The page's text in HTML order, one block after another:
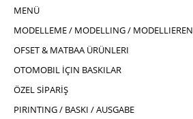
MENÜ
MODELLEME / MODELLING / MODELLIEREN
OFSET & MATBAA ÜRÜNLERI
OTOMOBIL İÇIN BASKILAR
ÖZEL SİPARİŞ
PIRINTING / BASKI / AUSGABE